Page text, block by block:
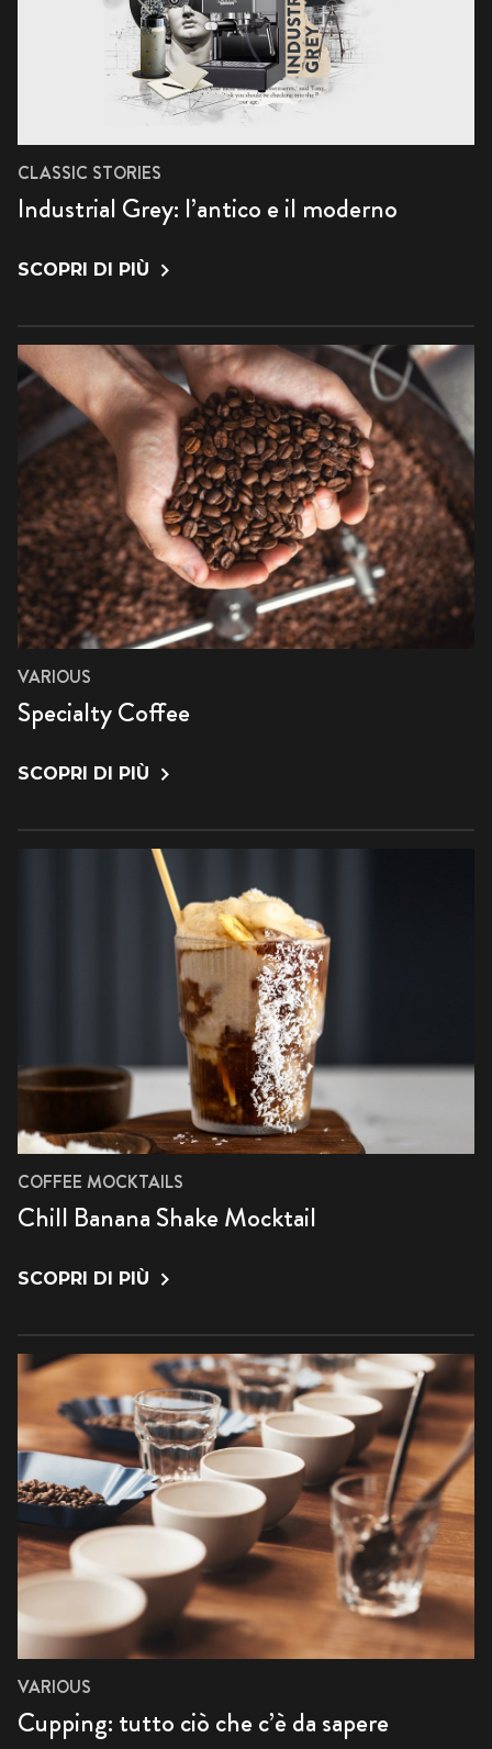
CLASSIC STORIES
Industrial Grey: l’antico e il moderno
SCOPRI DI PIÙ
VARIOUS
Specialty Coffee
SCOPRI DI PIÙ
COFFEE MOCKTAILS
Chill Banana Shake Mocktail
SCOPRI DI PIÙ
VARIOUS
Cupping: tutto ciò che c’è da sapere